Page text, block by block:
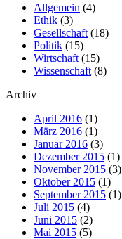
Allgemein (4)
Ethik (3)
Gesellschaft (18)
Politik (15)
Wirtschaft (15)
Wissenschaft (8)
Archiv
April 2016 (1)
März 2016 (1)
Januar 2016 (3)
Dezember 2015 (1)
November 2015 (3)
Oktober 2015 (1)
September 2015 (1)
Juli 2015 (4)
Juni 2015 (2)
Mai 2015 (5)